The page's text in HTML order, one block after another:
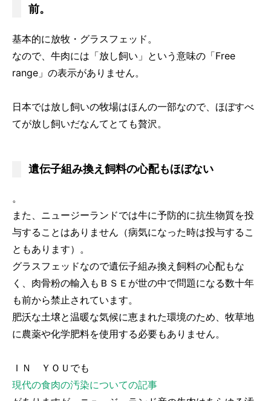
前。
基本的に放牧・グラスフェッド。
なので、牛肉には「放し飼い」という意味の「Free
range」の表示がありません。
日本では放し飼いの牧場はほんの一部なので、ほぼすべ
てが放し飼いだなんてとても贅沢。
遺伝子組み換え飼料の心配もほぼない
。
また、ニュージーランドでは牛に予防的に抗生物質を投
与することはありません（病気になった時は投与するこ
ともあります）。
グラスフェッドなので遺伝子組み換え飼料の心配もな
く、肉骨粉の輸入もＢＳＥが世の中で問題になる数十年
も前から禁止されています。
肥沃な土壌と温暖な気候に恵まれた環境のため、牧草地
に農薬や化学肥料を使用する必要もありません。
ＩＮ ＹＯＵでも
現代の食肉の汚染についての記事